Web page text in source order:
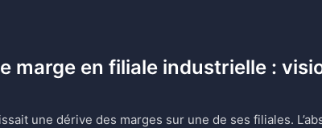
marge en filiale industrielle :
une dérive des marges sur une de ses filiales.